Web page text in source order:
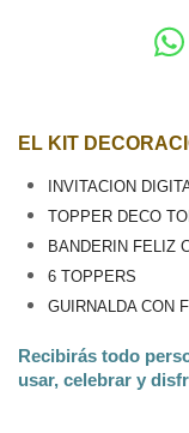
EL KIT
INVITACION
TOPPER DECO
BANDERIN FELIZ
6 TOPPERS
GUIRNALDA CON
Recibirás todo
usar, celebrar y